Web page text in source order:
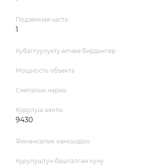
Подземная часть
1
Кубаттуулукту өлчөө бирдиктер
Мощность объекта
Сметалык наркы
Курулуш аянты
9430
Финансалык камсыздоо
Курулуштун башталган куну